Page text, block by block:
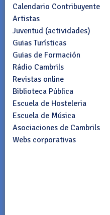
Calendario Contribuyente
Artistas
Juventud (actividades)
Guias Turísticas
Guias de Formación
Rádio Cambrils
Revistas online
Biblioteca Pública
Escuela de Hosteleria
Escuela de Música
Asociaciones de Cambrils
Webs corporativas